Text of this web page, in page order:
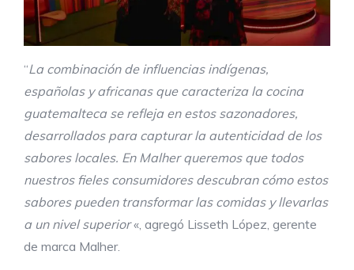
“La combinación de influencias indígenas,
españolas y africanas que caracteriza la cocina
guatemalteca se refleja en estos sazonadores,
desarrollados para capturar la autenticidad de los
sabores locales. En Malher queremos que todos
nuestros fieles consumidores descubran cómo estos
sabores pueden transformar las comidas y llevarlas
a un nivel superior«, agregó Lisseth López, gerente
de marca Malher.